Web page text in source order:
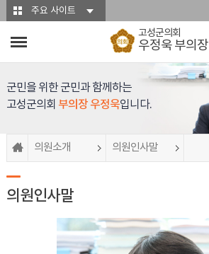
본문바로가기주요 사이트
고성군의회
우정욱 부의장
군민을 위한 군민과 함께하는
고성군의회 부의장 우정욱입니다.
의원소개 의원인사말
의원인사말